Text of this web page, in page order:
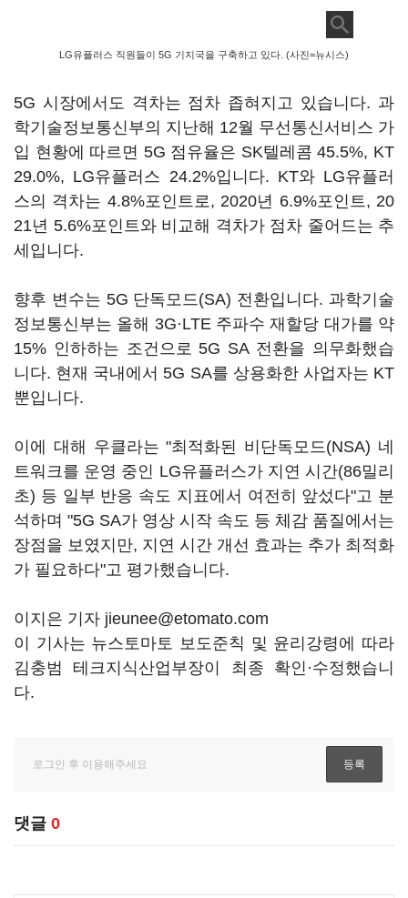
LG유플러스 직원들이 5G 기지국을 구축하고 있다. (사진=뉴시스)
5G 시장에서도 격차는 점차 좁혀지고 있습니다. 과
학기술정보통신부의 지난해 12월 무선통신서비스 가
입 현황에 따르면 5G 점유율은 SK텔레콤 45.5%, KT
29.0%, LG유플러스 24.2%입니다. KT와 LG유플러
스의 격차는 4.8%포인트로, 2020년 6.9%포인트, 20
21년 5.6%포인트와 비교해 격차가 점차 줄어드는 추
세입니다.
향후 변수는 5G 단독모드(SA) 전환입니다. 과학기술
정보통신부는 올해 3G·LTE 주파수 재할당 대가를 약
15% 인하하는 조건으로 5G SA 전환을 의무화했습
니다. 현재 국내에서 5G SA를 상용화한 사업자는 KT
뿐입니다.
이에 대해 우클라는 "최적화된 비단독모드(NSA) 네
트워크를 운영 중인 LG유플러스가 지연 시간(86밀리
초) 등 일부 반응 속도 지표에서 여전히 앞섰다"고 분
석하며 "5G SA가 영상 시작 속도 등 체감 품질에서는
장점을 보였지만, 지연 시간 개선 효과는 추가 최적화
가 필요하다"고 평가했습니다.
이지은 기자 jieunee@etomato.com
이 기사는 뉴스토마토 보도준칙 및 윤리강령에 따라
김충범 테크지식산업부장이 최종 확인·수정했습니
다.
댓글 0